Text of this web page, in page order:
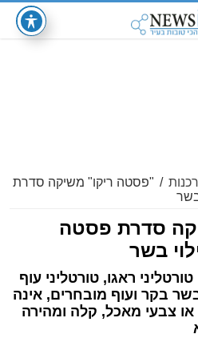
/ "פסטה ריקו" משיקה סדרת
סדרת פסטה
בשר
3 טעמים: טורטליני ראגו, טורטליני עוף
בקר ועוף מובחרים, אינה
צבעי מאכל, קלה ומהירה